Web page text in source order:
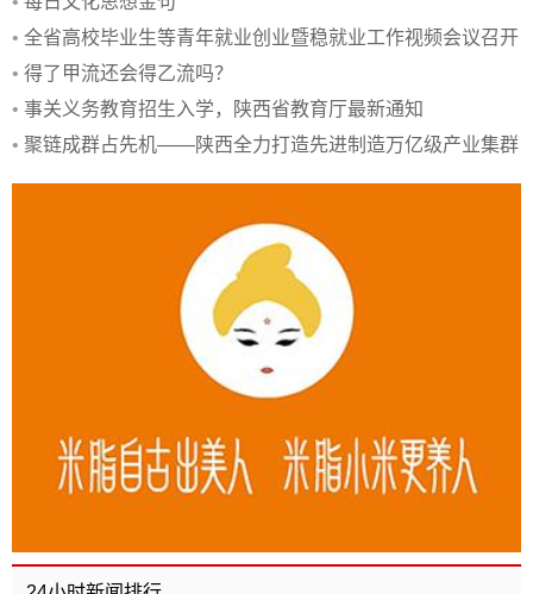
• 全省高校毕业生等青年就业创业暨稳就业工作视频会议召开
• 得了甲流还会得乙流吗？
• 事关义务教育招生入学，陕西省教育厅最新通知
• 聚链成群占先机——陕西全力打造先进制造万亿级产业集群